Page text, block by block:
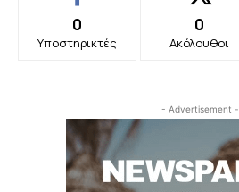
0
Υποστηρικτές
0
Ακόλουθοι
- Advertisement -